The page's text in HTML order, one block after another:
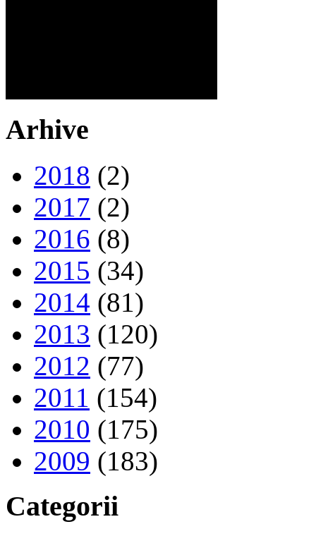
Arhive
2018 (2)
2017 (2)
2016 (8)
2015 (34)
2014 (81)
2013 (120)
2012 (77)
2011 (154)
2010 (175)
2009 (183)
Categorii